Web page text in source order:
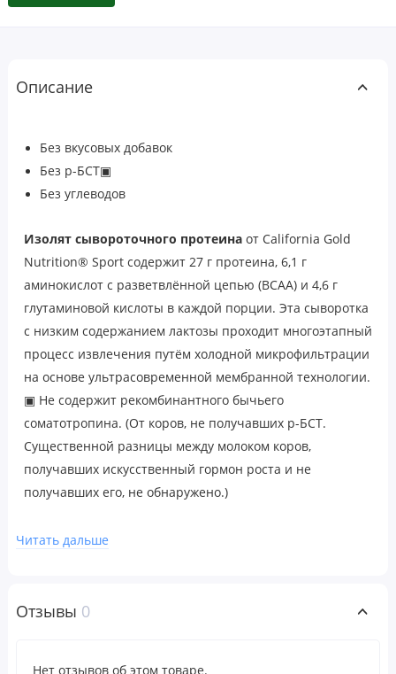
Описание
Без вкусовых добавок
Без р-БСТ▣
Без углеводов
Изолят сывороточного протеина от California Gold
Nutrition® Sport содержит 27 г протеина, 6,1 г
аминокислот с разветвлённой цепью (BCAA) и 4,6 г
глутаминовой кислоты в каждой порции. Эта сыворотка
с низким содержанием лактозы проходит многоэтапный
процесс извлечения путём холодной микрофильтрации
на основе ультрасовременной мембранной технологии.
▣ Не содержит рекомбинантного бычьего
соматотропина. (От коров, не получавших р-БСТ.
Существенной разницы между молоком коров,
получавших искусственный гормон роста и не
получавших его, не обнаружено.)
Сертификат качества iTested
Смешивайте 1 мерную ложку с горкой в день с 180–240
вашему выбору. При желании напиток можно немного
Читать дальше
Отзывы 0
Нет отзывов об этом товаре.